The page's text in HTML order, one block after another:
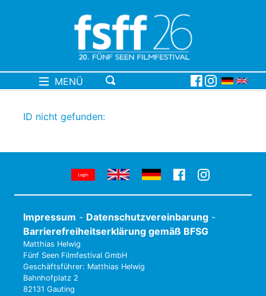
MENÜ
ID nicht gefunden:
Impressum - Datenschutzvereinbarung -
Barrierefreiheitserklärung gemäß BFSG
Matthias Helwig
Fünf Seen Filmfestival GmbH
Geschäftsführer: Matthias Helwig
Bahnhofplatz 2
82131 Gauting